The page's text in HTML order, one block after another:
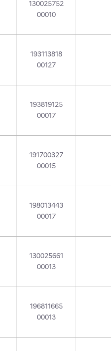
130025752
00010
193113818
00127
193819125
00017
191700327
00015
198013443
00017
130025661
00013
196811665
00013